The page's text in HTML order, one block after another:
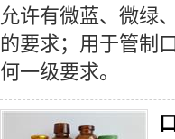
允许有微蓝、微绿
的要求；用于管制
何一级要求。